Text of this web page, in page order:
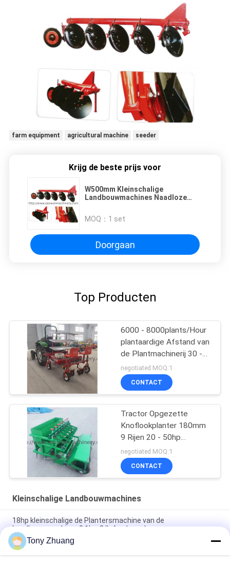
farm equipment agricultural machine seeder
Krijg de beste prijs voor
W500mm Kleinschalige
Landbouwmachines Naadloze
MOQ： 1 set
Doorgaan
Top Producten
6000 - 8000plants/Hour
plantaardige Afstand van
de Plantmachinerij 30 -
60cm
negotiated MOQ:1
CONTACT
Tractor Opgezette
Knoflookplanter 180mm
9 Rijen 20 - 50hp
Aangepaste Macht
negotiated MOQ:1
CONTACT
Kleinschalige Landbouwmachines
18hp kleinschalige de Plantersmachine van de
Landbouwmachines0.1hm2/h Aardappel
Schijf Dia660mm Front Mounted Power Harrow, Op zwaar
werk berekende de Schijfeg van 70hp
Tony Zhuang